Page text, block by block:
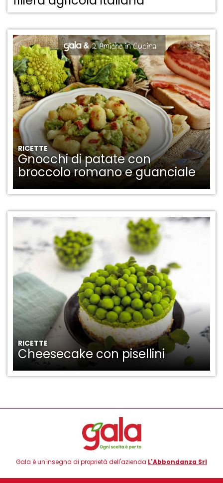
RICETTE
Gnocchi di patate con
broccolo romano e guanciale
RICETTE
Cheesecake con pisellini